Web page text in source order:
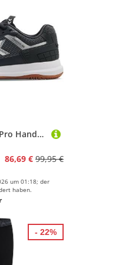
hummel Power Play Pro Handballschuh
86,69 € 99,95 €
um 01:18; der
haben.
- 22%